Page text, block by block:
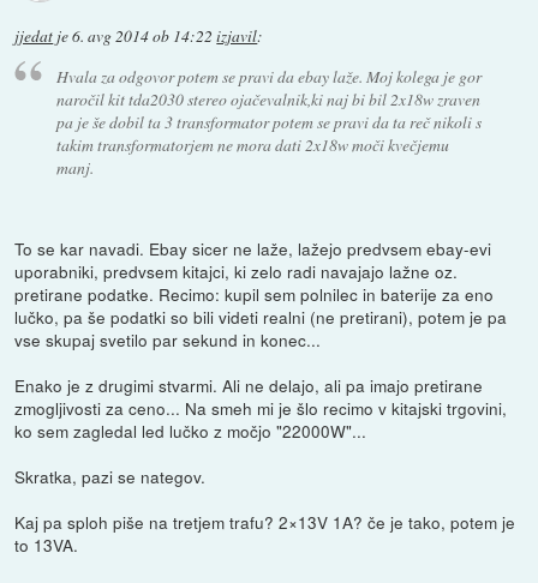
jjedat je6. avg 2014 ob 14:22 izjavil:
Hvala za odgovor potem se pravi da ebay laže. Moj kolega je gor
naročil kit tda2030 stereo ojačevalnik,ki naj bi bil 2x18w zraven
pa je še dobil ta 3 transformator potem se pravi da ta reč nikoli s
takim transformatorjem ne mora dati 2x18w moči kvečjemu
manj.
To se kar navadi. Ebay sicer ne laže, lažejo predvsem ebay-evi
uporabniki, predvsem kitajci, ki zelo radi navajajo lažne oz.
pretirane podatke. Recimo: kupil sem polnilec in baterije za eno
lučko, pa še podatki so bili videti realni (ne pretirani), potem je pa
vse skupaj svetilo par sekund in konec...
Enako je z drugimi stvarmi. Ali ne delajo, ali pa imajo pretirane
zmogljivosti za ceno... Na smeh mi je šlo recimo v kitajski trgovini,
ko sem zagledal led lučko z močjo "22000W"...
Skratka, pazi se nategov.
Kaj pa sploh piše na tretjem trafu? 2×13V 1A? če je tako, potem je
to 13VA.